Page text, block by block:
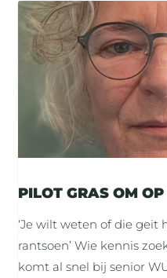
PILOT GRAS OM
‘Je wilt weten of die
rantsoen’ Wie kennis
komt al snel bij senior